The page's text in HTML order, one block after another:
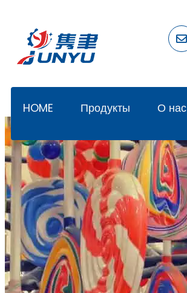
HOME Продукты О нас